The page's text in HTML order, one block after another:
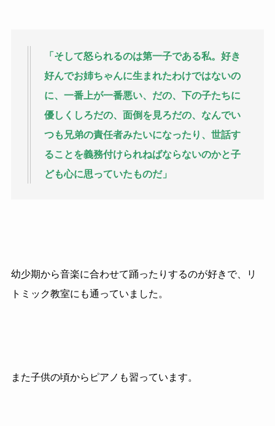
「そして怒られるのは第一子である私。好き
好んでお姉ちゃんに生まれたわけではないの
に、一番上が一番悪い、だの、下の子たちに
優しくしろだの、面倒を見ろだの、なんでい
つも兄弟の責任者みたいになったり、世話す
ることを義務付けられねばならないのかと子
ども心に思っていたものだ」
幼少期から音楽に合わせて踊ったりするのが好きで、リ
トミック教室にも通っていました。
また子供の頃からピアノも習っています。